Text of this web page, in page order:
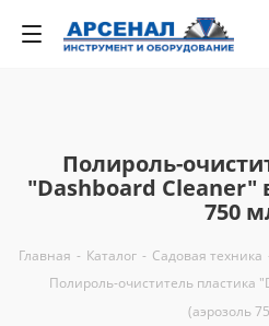
Полироль-
"Dashboard Cleaner"
750
Главная - Каталог - Садовая техника
Полироль-очиститель пластика
(аэрозоль